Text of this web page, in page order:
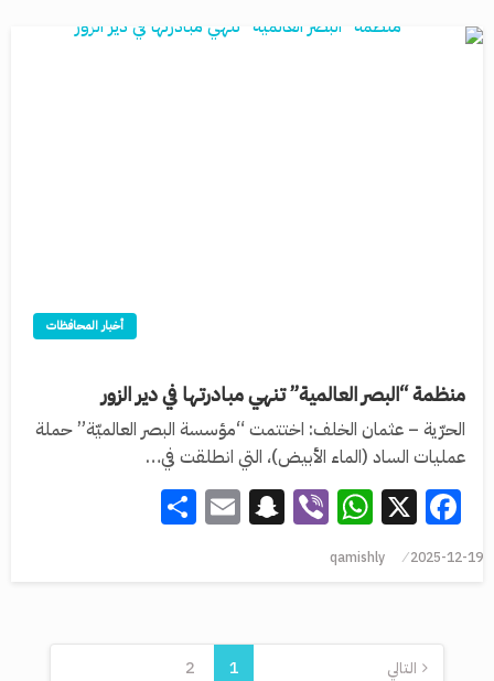
أخبار المحافظات
منظمة “البصر العالمية” تنهي مبادرتها في دير الزور
الحرّية – عثمان الخلف: اختتمت “مؤسسة البصر العالميّة” حملة
عمليات الساد (الماء الأبيض)، التي انطلقت في…
Facebook
X
WhatsApp
Viber
Snapchat
Email
2025-12-19
qamishly
1
2 التالي